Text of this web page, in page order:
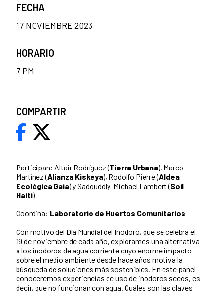
Participan: Altair Rodríguez (Tierra Urbana), Marco
Martínez (Alianza Kiskeya), Rodolfo Pierre (Aldea
Ecológica Gaia) y Sadouddly-Michael Lambert (Soil
Haití)
Coordina: Laboratorio de Huertos Comunitarios
Con motivo del Día Mundial del Inodoro, que se celebra el
19 de noviembre de cada año, exploramos una alternativa
a los inodoros de agua corriente cuyo enorme impacto
sobre el medio ambiente desde hace años motiva la
búsqueda de soluciones más sostenibles. En este panel
conoceremos experiencias de uso de inodoros secos, es
decir, que no funcionan con agua. Cuáles son las claves
FECHA
17 NOVIEMBRE 2023
HORARIO
7 PM
COMPARTIR